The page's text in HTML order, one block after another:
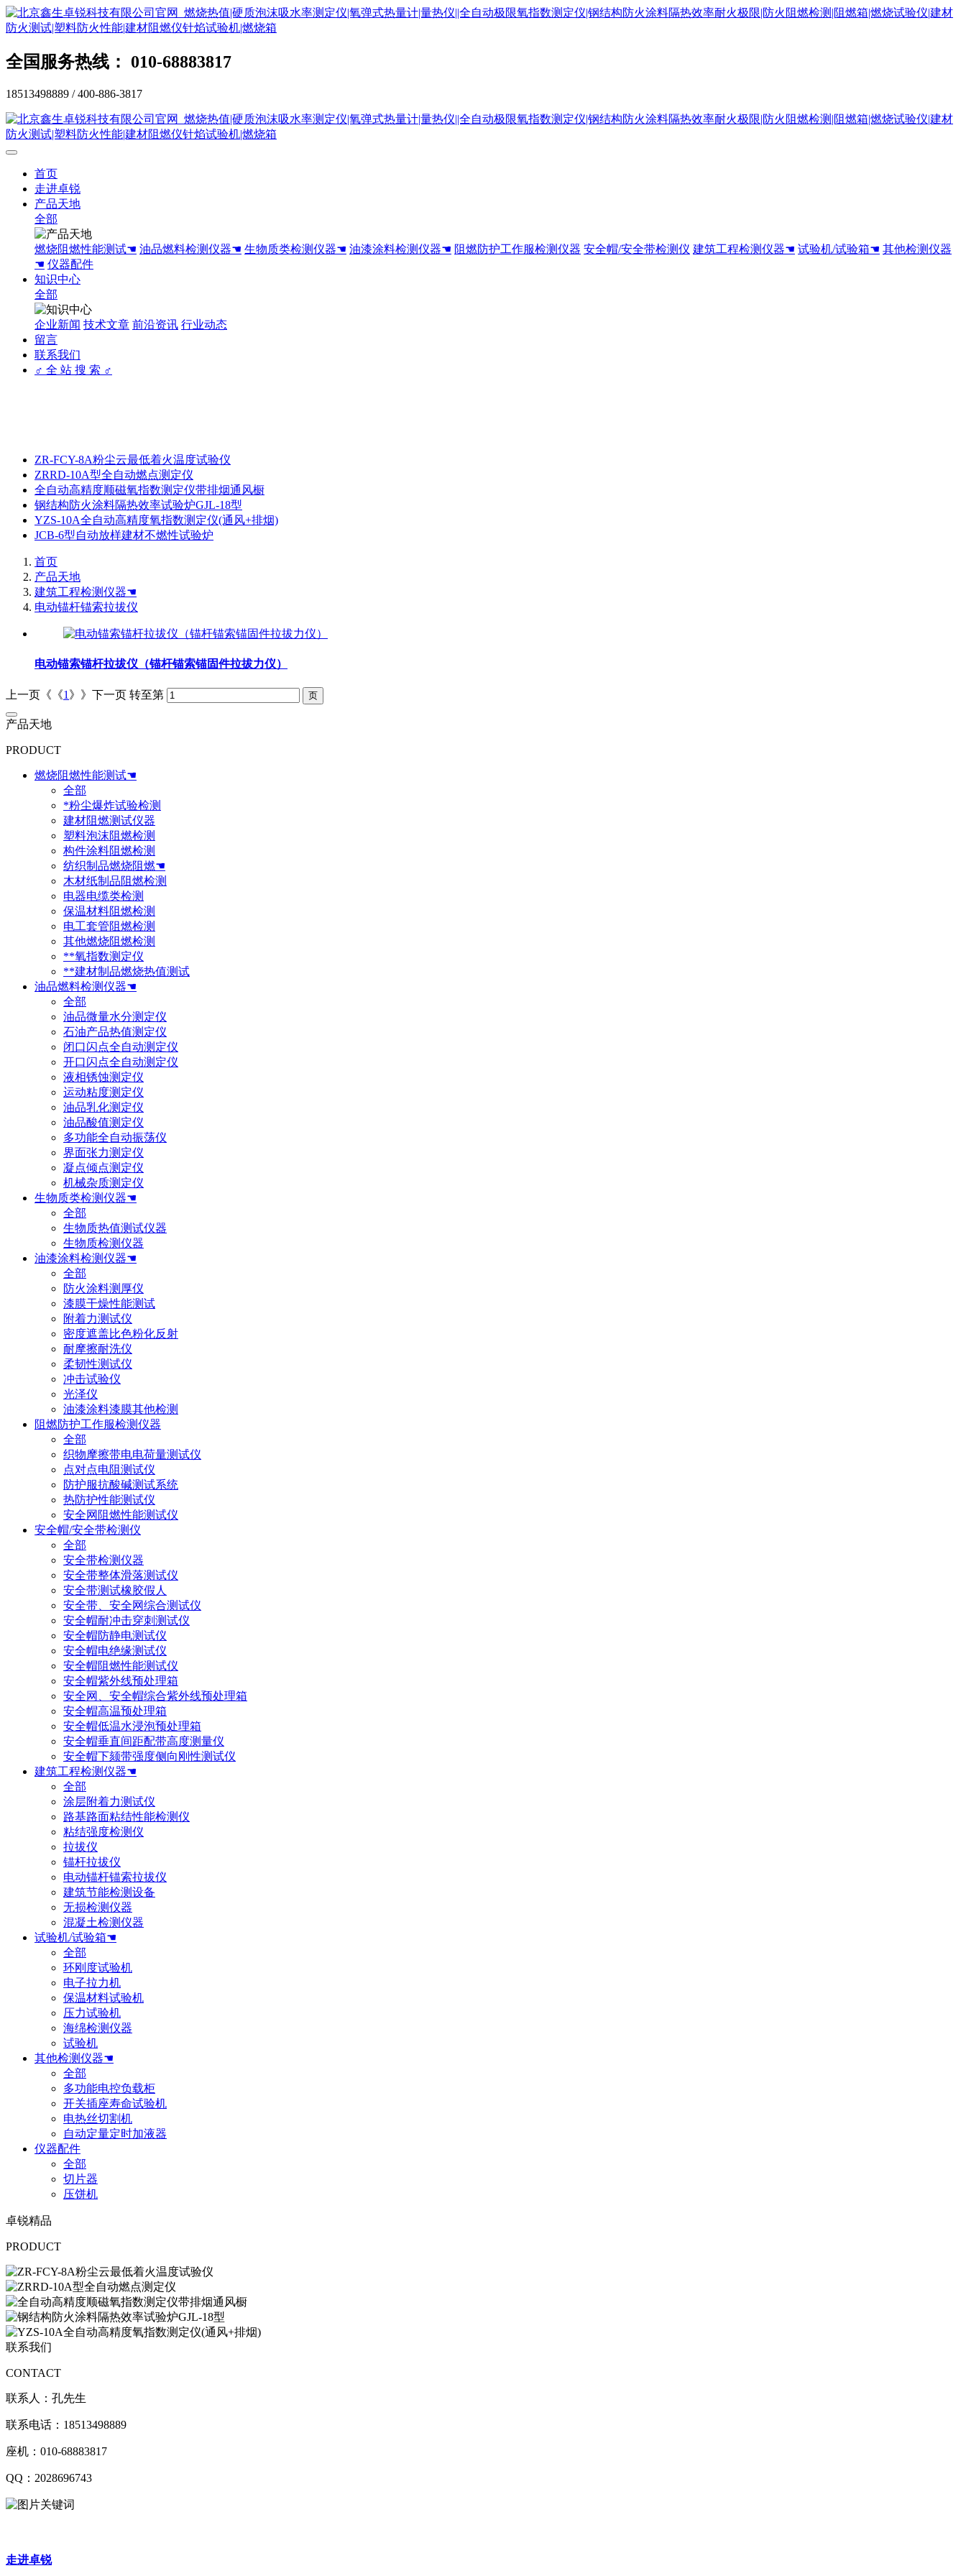
全国服务热线： 010-68883817
18513498889 / 400-886-3817
首页
走进卓锐
产品天地
全部
燃烧阻燃性能测试☚ 油品燃料检测仪器☚ 生物质类检测仪器☚ 油漆涂料检测仪器☚ 阻燃防护工作服检测仪器 安全帽/安全带检测仪 建筑工程检测仪器☚ 试验机/试验箱☚ 其他检测仪器
☚ 仪器配件
知识中心
全部
企业新闻 技术文章 前沿资讯 行业动态
留言
联系我们
♂ 全 站 搜 索 ♂
ZR-FCY-8A粉尘云最低着火温度试验仪
ZRRD-10A型全自动燃点测定仪
全自动高精度顺磁氧指数测定仪带排烟通风橱
钢结构防火涂料隔热效率试验炉GJL-18型
YZS-10A全自动高精度氧指数测定仪(通风+排烟)
JCB-6型自动放样建材不燃性试验炉
首页
产品天地
建筑工程检测仪器☚
电动锚杆锚索拉拔仪
电动锚索锚杆拉拔仪（锚杆锚索锚固件拉拔力仪）
上一页《《1 》》下一页 转至第
产品天地
PRODUCT
燃烧阻燃性能测试☚
全部
*粉尘爆炸试验检测
建材阻燃测试仪器
塑料泡沫阻燃检测
构件涂料阻燃检测
纺织制品燃烧阻燃☚
木材纸制品阻燃检测
电器电缆类检测
保温材料阻燃检测
电工套管阻燃检测
其他燃烧阻燃检测
**氧指数测定仪
**建材制品燃烧热值测试
油品燃料检测仪器☚
全部
油品微量水分测定仪
石油产品热值测定仪
闭口闪点全自动测定仪
开口闪点全自动测定仪
液相锈蚀测定仪
运动粘度测定仪
油品乳化测定仪
油品酸值测定仪
多功能全自动振荡仪
界面张力测定仪
凝点倾点测定仪
机械杂质测定仪
生物质类检测仪器☚
全部
生物质热值测试仪器
生物质检测仪器
油漆涂料检测仪器☚
全部
防火涂料测厚仪
漆膜干燥性能测试
附着力测试仪
密度遮盖比色粉化反射
耐摩擦耐洗仪
柔韧性测试仪
冲击试验仪
光泽仪
油漆涂料漆膜其他检测
阻燃防护工作服检测仪器
全部
织物摩擦带电电荷量测试仪
点对点电阻测试仪
防护服抗酸碱测试系统
热防护性能测试仪
安全网阻燃性能测试仪
安全帽/安全带检测仪
全部
安全带检测仪器
安全带整体滑落测试仪
安全带测试橡胶假人
安全带、安全网综合测试仪
安全帽耐冲击穿刺测试仪
安全帽防静电测试仪
安全帽电绝缘测试仪
安全帽阻燃性能测试仪
安全帽紫外线预处理箱
安全网、安全帽综合紫外线预处理箱
安全帽高温预处理箱
安全帽低温水浸泡预处理箱
安全帽垂直间距配带高度测量仪
安全帽下颏带强度侧向刚性测试仪
建筑工程检测仪器☚
全部
涂层附着力测试仪
路基路面粘结性能检测仪
粘结强度检测仪
拉拔仪
锚杆拉拔仪
电动锚杆锚索拉拔仪
建筑节能检测设备
无损检测仪器
混凝土检测仪器
试验机/试验箱☚
全部
环刚度试验机
电子拉力机
保温材料试验机
压力试验机
海绵检测仪器
试验机
其他检测仪器☚
全部
多功能电控负载柜
开关插座寿命试验机
电热丝切割机
自动定量定时加液器
仪器配件
全部
切片器
压饼机
卓锐精品
PRODUCT
联系我们
CONTACT
联系人：孔先生
联系电话：18513498889
座机：010-68883817
QQ：2028696743
走进卓锐